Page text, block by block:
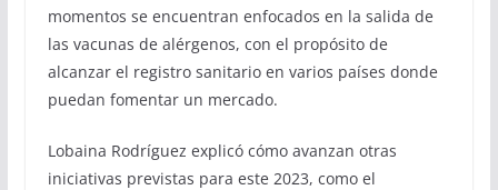
momentos se encuentran enfocados en la salida de
las vacunas de alérgenos, con el propósito de
alcanzar el registro sanitario en varios países donde
puedan fomentar un mercado.
Lobaina Rodríguez explicó cómo avanzan otras
iniciativas previstas para este 2023, como el